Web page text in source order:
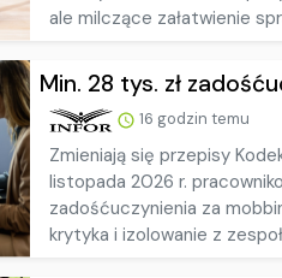
ale milczące załatwienie
Min. 28 tys. zł
16 godzin temu
Zmieniają się przepisy
listopada 2026 r.
zadośćuczynienia za
krytyka i izolowanie z